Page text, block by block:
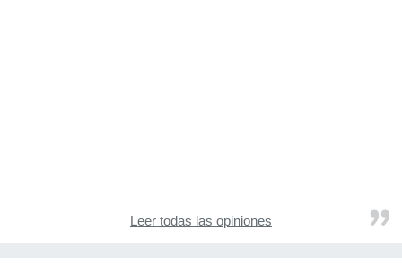
Leer todas las opiniones